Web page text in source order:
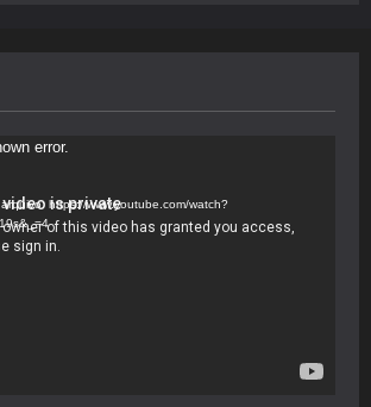
error.
https://www.youtube.com/watch?